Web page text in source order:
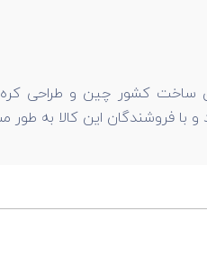
کشور چین و طراحی کره
با فروشندگان این کالا به طور